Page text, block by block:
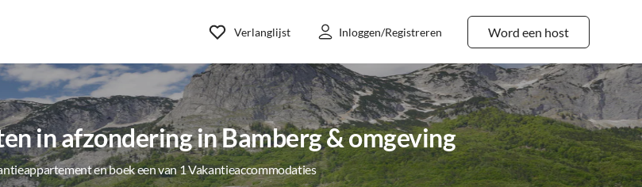
Word een host
Verlanglijst Inloggen/Registreren
in afzondering in Bamberg & omgeving
en boek een van 1 Vakantieaccommodaties